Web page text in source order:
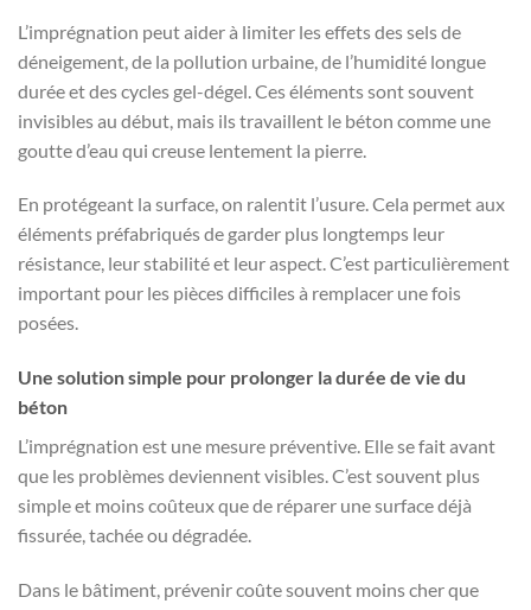
L’imprégnation peut aider à limiter les effets des sels de
déneigement, de la pollution urbaine, de l’humidité longue
durée et des cycles gel-dégel. Ces éléments sont souvent
invisibles au début, mais ils travaillent le béton comme une
goutte d’eau qui creuse lentement la pierre.
En protégeant la surface, on ralentit l’usure. Cela permet aux
éléments préfabriqués de garder plus longtemps leur
résistance, leur stabilité et leur aspect. C’est particulièrement
important pour les pièces difficiles à remplacer une fois
posées.
Une solution simple pour prolonger la durée de vie du
béton
L’imprégnation est une mesure préventive. Elle se fait avant
que les problèmes deviennent visibles. C’est souvent plus
simple et moins coûteux que de réparer une surface déjà
fissurée, tachée ou dégradée.
Dans le bâtiment, prévenir coûte souvent moins cher que